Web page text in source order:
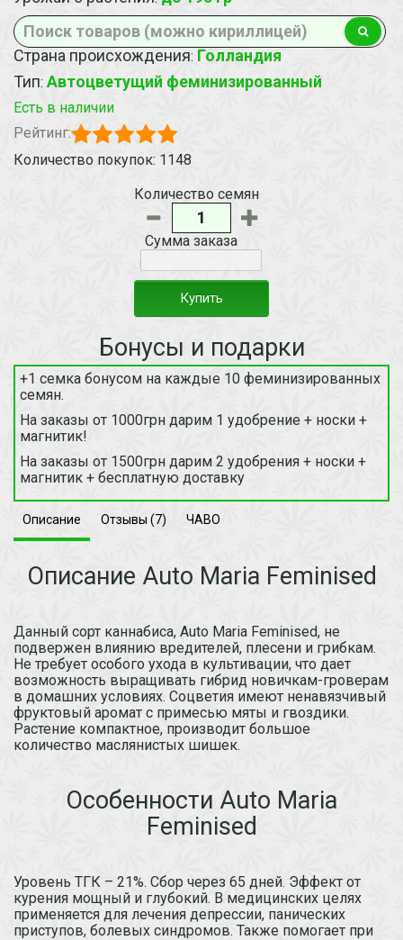
Страна происхождения: Голландия
Тип: Автоцветущий феминизированный
Есть в наличии
Рейтинг:
Количество покупок: 1148
Количество семян
Сумма заказа
Купить
Бонусы и подарки
+1 семка бонусом на каждые 10 феминизированных
семян.
На заказы от 1000грн дарим 1 удобрение + носки +
магнитик!
На заказы от 1500грн дарим 2 удобрения + носки +
магнитик + бесплатную доставку
Описание Отзывы (7) ЧАВО
Описание Auto Maria Feminised
Данный сорт каннабиса, Auto Maria Feminised, не
подвержен влиянию вредителей, плесени и грибкам.
Не требует особого ухода в культивации, что дает
возможность выращивать гибрид новичкам-гроверам
в домашних условиях. Соцветия имеют ненавязчивый
фруктовый аромат с примесью мяты и гвоздики.
Растение компактное, производит большое
количество маслянистых шишек.
Особенности Auto Maria
Feminised
Уровень ТГК – 21%. Сбор через 65 дней. Эффект от
курения мощный и глубокий. В медицинских целях
применяется для лечения депрессии, панических
приступов, болевых синдромов. Также помогает при